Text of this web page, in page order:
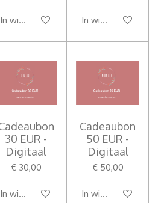
In winkelwagen In winkelwagen
30 EUR -
Digitaal
€ 30,00
In winkelwagen
Cadeaubon
50 EUR -
Digitaal
€ 50,00
In winkelwagen